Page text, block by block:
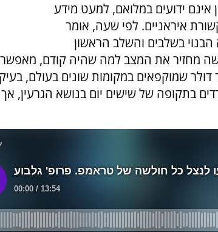
אינם ידועים במלואם, למעט מידע
איראניים. לפי שעה, אומר
בשלבים והשלב הראשון
מחזיר את המצב למה שהיה קודם, מאפשר
12-24 מיליארד דולר שמוקפאים במקומות שונים
בתקופה של שישים יום בנושא הגרעין,